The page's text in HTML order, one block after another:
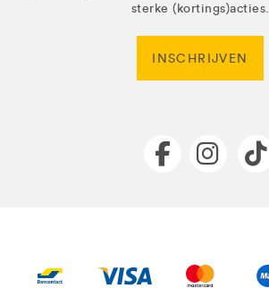
sterke (kortings)acties.
INSCHRIJVEN